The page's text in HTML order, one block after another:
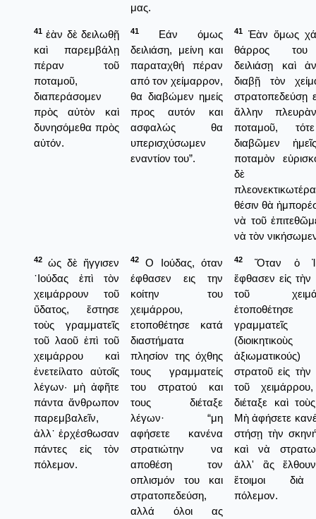
μας.
41 ἐὰν δὲ δειλωθῇ
καὶ παρεμβάλῃ
πέραν τοῦ
ποταμοῦ,
διαπεράσομεν
πρὸς αὐτὸν καὶ
δυνησόμεθα πρὸς
αὐτόν.
41
Εάν όμως
δειλιάση, μείνη και
παραταχθή πέραν
από τον χείμαρρον,
θα διαβώμεν ημείς
προς αυτόν και
ασφαλώς θα
υπερισχύσωμεν
εναντίον του”.
41
Ἐὰν ὅμως
θάρρος
δειλιάσῃ καὶ
διαβῇ τὸν
στρατοπεδεύσῃ
ἄλλην
ποταμοῦ,
διαβῶμεν
ποταμὸν
δὲ
θέσιν θὰ
νὰ τοῦ
νὰ τὸν
42
ὡς δὲ ἤγγισεν
᾿Ιούδας ἐπὶ τὸν
χειμάρρουν τοῦ
ὕδατος, ἔστησε
τοὺς γραμματεῖς
τοῦ λαοῦ ἐπὶ τοῦ
χειμάρρου καὶ
ἐνετείλατο αὐτοῖς
λέγων· μὴ ἀφῆτε
πάντα ἄνθρωπον
παρεμβαλεῖν,
ἀλλ᾿ ἐρχέσθωσαν
πάντες εἰς τὸν
πόλεμον.
42
Ο Ιούδας, όταν
έφθασεν εις την
κοίτην του
χειμάρρου,
ετοποθέτησε κατά
διαστήματα
πλησίον της όχθης
τους γραμματείς
του στρατού και
τους διέταξε
λέγων· “μη
αφήσετε κανένα
στρατιώτην να
αποθέση τον
οπλισμόν του και
στρατοπεδεύση,
αλλά όλοι ας
42
Ὅταν ὁ
ἔφθασεν εἰς τὴν
τοῦ
ἐτοποθέτησε
γραμματεῖς
(διοικητικοὺς
στρατοῦ εἰς τὴν
τοῦ
διέταξε καὶ
Μὴ ἀφήσετε
στήσῃ τὴν
καὶ νὰ
ἀλλ' ἂς
ἕτοιμοι
πόλεμον.